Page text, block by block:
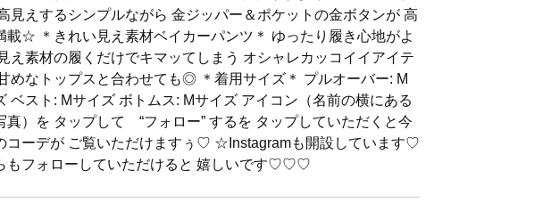
見えするシンプルながら 金ジッパー＆ポケットの金ボタンが 高
載☆ ＊きれい見え素材ベイカーパンツ＊ ゆったり履き心地がよ
え素材の履くだけでキマッてしまう オシャレカッコイイアイテ
めなトップスと合わせても◎ ＊着用サイズ＊ プルオーバー: M
ベスト: Mサイズ ボトムス: Mサイズ アイコン（名前の横にある
真）を タップして “フォロー” するを タップしていただくと今
コーデが ご覧いただけますぅ♡ ☆Instagramも開設しています♡
もフォローしていただけると 嬉しいです♡♡♡